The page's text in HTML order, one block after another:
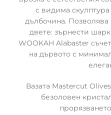
с видима скулптура
дълбочина. Позволява
двете: зърнести
WOOKAH Alabaster
на дървото с
Вазата Mastercut
безоловен